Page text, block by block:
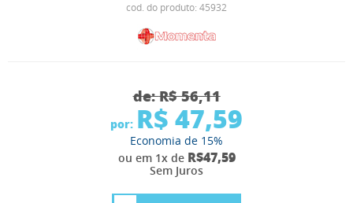
cod. do produto: 45932
de:R$ 56,11
por: R$ 47,59
Economia de 15%
ou em 1x de R$47,59
Sem Juros